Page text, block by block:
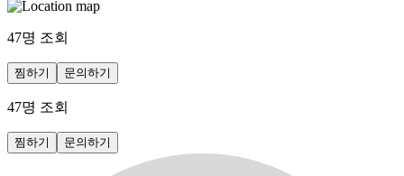
47명 조회
찜하기 문의하기
47명 조회
찜하기 문의하기